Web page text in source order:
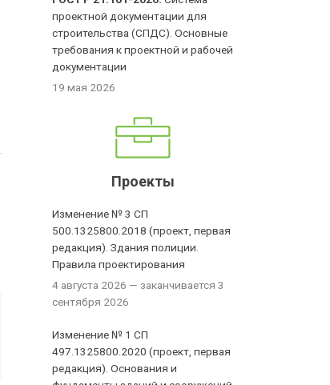
проектной документации для
строительства (СПДС). Основные
требования к проектной и рабочей
документации
19 мая 2026
Проекты
Изменение № 3 СП
500.1325800.2018 (проект, первая
редакция). Здания полиции.
Правила проектирования
4 августа 2026 — заканчивается 3
сентября 2026
Изменение № 1 СП
497.1325800.2020 (проект, первая
редакция). Основания и